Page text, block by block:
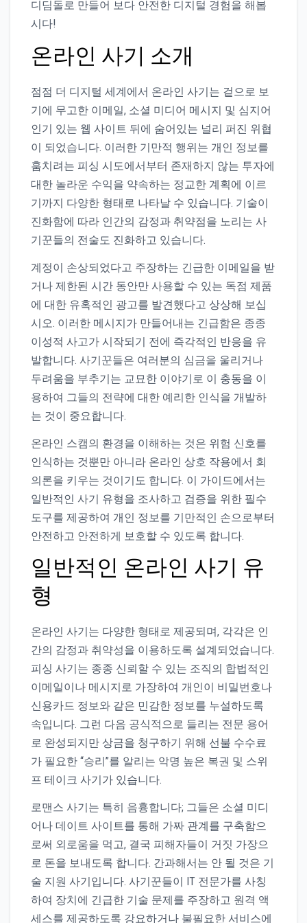
디딤돌로 만들어 보다 안전한 디지털 경험을 해봅
시다!
온라인 사기 소개
점점 더 디지털 세계에서 온라인 사기는 겉으로 보
기에 무고한 이메일, 소셜 미디어 메시지 및 심지어
인기 있는 웹 사이트 뒤에 숨어있는 널리 퍼진 위협
이 되었습니다. 이러한 기만적 행위는 개인 정보를
훔치려는 피싱 시도에서부터 존재하지 않는 투자에
대한 놀라운 수익을 약속하는 정교한 계획에 이르
기까지 다양한 형태로 나타날 수 있습니다. 기술이
진화함에 따라 인간의 감정과 취약점을 노리는 사
기꾼들의 전술도 진화하고 있습니다.
계정이 손상되었다고 주장하는 긴급한 이메일을 받
거나 제한된 시간 동안만 사용할 수 있는 독점 제품
에 대한 유혹적인 광고를 발견했다고 상상해 보십
시오. 이러한 메시지가 만들어내는 긴급함은 종종
이성적 사고가 시작되기 전에 즉각적인 반응을 유
발합니다. 사기꾼들은 여러분의 심금을 울리거나
두려움을 부추기는 교묘한 이야기로 이 충동을 이
용하여 그들의 전략에 대한 예리한 인식을 개발하
는 것이 중요합니다.
온라인 스캠의 환경을 이해하는 것은 위험 신호를
인식하는 것뿐만 아니라 온라인 상호 작용에서 회
의론을 키우는 것이기도 합니다. 이 가이드에서는
일반적인 사기 유형을 조사하고 검증을 위한 필수
도구를 제공하여 개인 정보를 기만적인 손으로부터
안전하고 안전하게 보호할 수 있도록 합니다.
일반적인 온라인 사기 유
형
온라인 사기는 다양한 형태로 제공되며, 각각은 인
간의 감정과 취약성을 이용하도록 설계되었습니다.
피싱 사기는 종종 신뢰할 수 있는 조직의 합법적인
이메일이나 메시지로 가장하여 개인이 비밀번호나
신용카드 정보와 같은 민감한 정보를 누설하도록
속입니다. 그런 다음 공식적으로 들리는 전문 용어
로 완성되지만 상금을 청구하기 위해 선불 수수료
가 필요한 “승리”를 알리는 악명 높은 복권 및 스위
프 테이크 사기가 있습니다.
로맨스 사기는 특히 음흉합니다; 그들은 소셜 미디
어나 데이트 사이트를 통해 가짜 관계를 구축함으
로써 외로움을 먹고, 결국 피해자들이 거짓 가장으
로 돈을 보내도록 합니다. 간과해서는 안 될 것은 기
술 지원 사기입니다. 사기꾼들이 IT 전문가를 사칭
하여 장치에 긴급한 기술 문제를 주장하고 원격 액
세스를 제공하도록 강요하거나 불필요한 서비스에